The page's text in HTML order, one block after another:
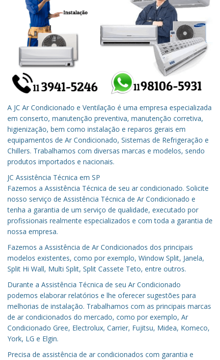
A JC Ar Condicionado e Ventilação é uma empresa especializada
em conserto, manutenção preventiva, manutenção corretiva,
higienização, bem como instalação e reparos gerais em
equipamentos de Ar Condicionado, Sistemas de Refrigeração e
Chillers. Trabalhamos com diversas marcas e modelos, sendo
produtos importados e nacionais.
JC Assistência Técnica em SP
Fazemos a Assistência Técnica de seu ar condicionado. Solicite
nosso serviço de Assistência Técnica de Ar Condicionado e
tenha a garantia de um serviço de qualidade, executado por
profissionais realmente especializados e com toda a garantia de
nossa empresa.
Fazemos a Assistência de Ar Condicionados dos principais
modelos existentes, como por exemplo, Window Split, Janela,
Split Hi Wall, Multi Split, Split Cassete Teto, entre outros.
Durante a Assistência Técnica de seu Ar Condicionado
podemos elaborar relatórios e lhe oferecer sugestões para
melhorias de instalação. Trabalhamos com as principais marcas
de ar condicionados do mercado, como por exemplo, Ar
Condicionado Gree, Electrolux, Carrier, Fujitsu, Midea, Komeco,
York, LG e Elgin.
Precisa de assistência de ar condicionados com garantia e